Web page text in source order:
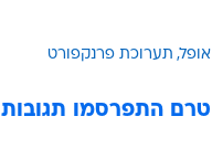
אופל תערוכת פרנקפורט
טרם התפרסמו תגובות